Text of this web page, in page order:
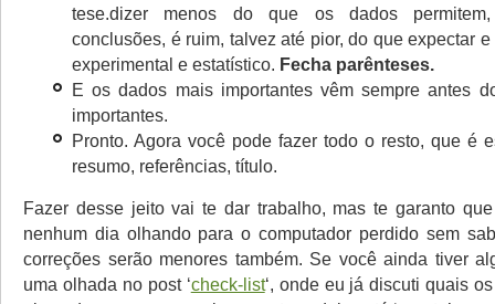
tese.dizer menos do que os dados
conclusões, é ruim, talvez até pior, do que expectar
experimental e estatístico. Fecha parênteses.
E os dados mais importantes vêm sempre antes
importantes.
Pronto. Agora você pode fazer todo o resto, que é
resumo, referências, título.
Fazer desse jeito vai te dar trabalho, mas te garanto
nenhum dia olhando para o computador perdido sem
correções serão menores também. Se você ainda tiver
uma olhada no post ‘check-list‘, onde eu já discuti quais